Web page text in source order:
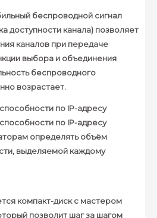
беспроводной сигнал
доступности канала) позволяет
каналов при передаче
выбора и объединения
беспроводного
возрастает.
по IP-адресу
по IP-адресу
определять объём
выделяемой каждому
компакт-диск с мастером
позволит шаг за шагом